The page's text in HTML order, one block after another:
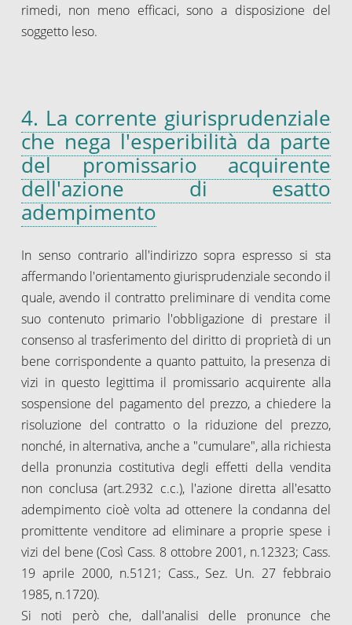
rimedi, non meno efficaci, sono a disposizione del
soggetto leso.
4. La corrente giurisprudenziale
che nega l'esperibilità da parte
del promissario acquirente
dell'azione di esatto
adempimento
In senso contrario all'indirizzo sopra espresso si sta
affermando l'orientamento giurisprudenziale secondo il
quale, avendo il contratto preliminare di vendita come
suo contenuto primario l'obbligazione di prestare il
consenso al trasferimento del diritto di proprietà di un
bene corrispondente a quanto pattuito, la presenza di
vizi in questo legittima il promissario acquirente alla
sospensione del pagamento del prezzo, a chiedere la
risoluzione del contratto o la riduzione del prezzo,
nonché, in alternativa, anche a "cumulare", alla richiesta
della pronunzia costitutiva degli effetti della vendita
non conclusa (art.2932 c.c.), l'azione diretta all'esatto
adempimento cioè volta ad ottenere la condanna del
promittente venditore ad eliminare a proprie spese i
vizi del bene (Così Cass. 8 ottobre 2001, n.12323; Cass.
19 aprile 2000, n.5121; Cass., Sez. Un. 27 febbraio
1985, n.1720).
Si noti però che, dall'analisi delle pronunce che